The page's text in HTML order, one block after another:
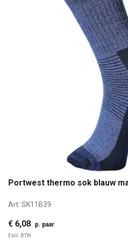
Portwest thermo sok blauw
Art: SK11B39
€ 6,08 p. paar
Excl. BTW